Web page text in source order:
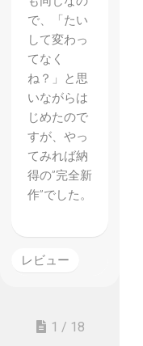
で、「たい
して変わっ
てなく
ね？」と思
いながらは
じめたので
すが、やっ
てみれば納
得の”完全新
作”でした。
レビュー
1 / 18